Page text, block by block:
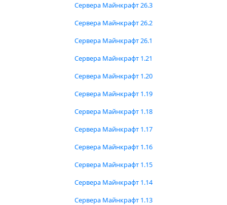
Сервера Майнкрафт 26.3
Сервера Майнкрафт 26.2
Сервера Майнкрафт 26.1
Сервера Майнкрафт 1.21
Сервера Майнкрафт 1.20
Сервера Майнкрафт 1.19
Сервера Майнкрафт 1.18
Сервера Майнкрафт 1.17
Сервера Майнкрафт 1.16
Сервера Майнкрафт 1.15
Сервера Майнкрафт 1.14
Сервера Майнкрафт 1.13